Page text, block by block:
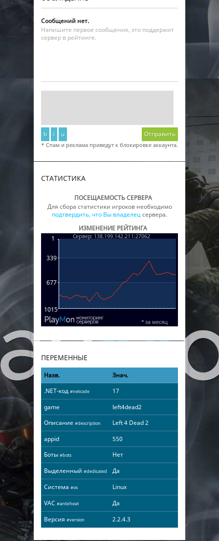
Сообщений нет.
Напишите первое сообщение, это поддержит
сервер в рейтинге.
b i u Отправить
* Спам и реклама приведут к блокировке аккаунта.
СТАТИСТИКА
ПОСЕЩАЕМОСТЬ СЕРВЕРА
Для сбора статистики игроков необходимо
подтвердить, что Вы владелецсервера.
ИЗМЕНЕНИЕ РЕЙТИНГА
ПЕРЕМЕННЫЕ
Назв.
Знач.
.NET-код #netcode
17
game
left4dead2
Описание #description
Left 4 Dead 2
appid
550
Боты #bots
Нет
Выделенный #dedicated
Да
Система #os
Linux
VAC #anticheat
Да
Версия #version 2.2.4.3